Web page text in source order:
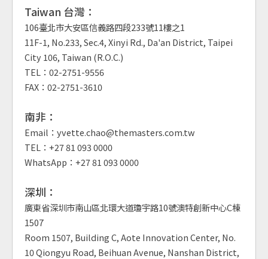
Taiwan 台灣：
106臺北市大安區信義路四段233號11樓之1
11F-1, No.233, Sec.4, Xinyi Rd., Da'an District, Taipei
City 106, Taiwan (R.O.C.)
TEL：02-2751-9556
FAX：02-2751-3610
南非：
Email：yvette.chao@themasters.com.tw
TEL：+27 81 093 0000
WhatsApp：+27 81 093 0000
深圳：
廣東省深圳市南山區北環大道瓊宇路10號澳特創新中心C棟
1507
Room 1507, Building C, Aote Innovation Center, No.
10 Qiongyu Road, Beihuan Avenue, Nanshan District,